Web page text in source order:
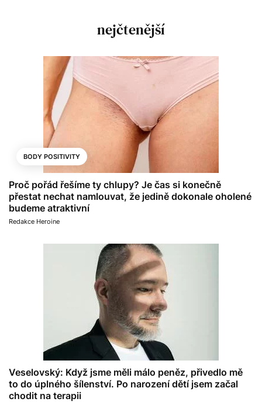
nejčtenější
BODY POSITIVITY
Proč pořád řešíme ty chlupy? Je čas si konečně
přestat nechat namlouvat, že jedině dokonale oholené
budeme atraktivní
Redakce Heroine
Veselovský: Když jsme měli málo peněz, přivedlo mě
to do úplného šílenství. Po narození dětí jsem začal
chodit na terapii